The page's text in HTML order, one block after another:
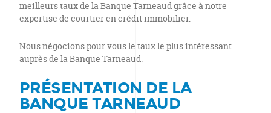
meilleurs taux de la Banque Tarneaud grâce à notre
expertise de courtier en crédit immobilier.
Nous négocions pour vous le taux le plus intéressant
auprès de la Banque Tarneaud.
PRÉSENTATION DE LA
BANQUE TARNEAUD